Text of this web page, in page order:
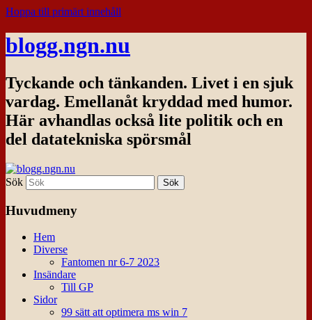
Hoppa till primärt innehåll
blogg.ngn.nu
Tyckande och tänkanden. Livet i en sjuk
vardag. Emellanåt kryddad med humor.
Här avhandlas också lite politik och en
del datatekniska spörsmål
Sök
Huvudmeny
Hem
Diverse
Fantomen nr 6-7 2023
Insändare
Till GP
Sidor
99 sätt att optimera ms win 7